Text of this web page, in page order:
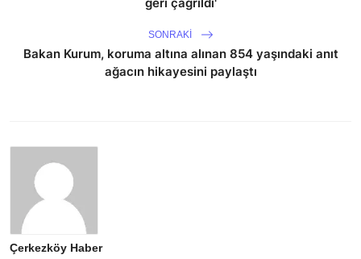
geri çağrıldı'
SONRAKI
Bakan Kurum, koruma altına alınan 854 yaşındaki anıt
ağacın hikayesini paylaştı
Çerkezköy Haber